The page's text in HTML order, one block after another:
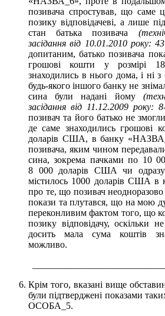
позивача спростував, що саме
позику відповідачеві, а лише
стан батька позивача
засідання від 10.01.2010 року:
допитаним, батько позивача
грошові кошти у розмірі
знаходились в нього дома, і ні
будь-якого іншого банку не
сина були надані йому
засідання від 11.12.2009 року:
позивач та його батько не
де саме знаходились грошові
доларів США, в банку
позивача, яким чином
сина, зокрема пачками по 10
8 000 доларів США чи
містилось 1000 доларів США в
про те, що позивач неодноразово
покази та плутався, що на мою
переконливим фактом того, що
позику відповідачу, оскільки
досить мала сума коштів
можливо.
Крім того, вказані вище
були підтверджені показами
ОСОБА_5.